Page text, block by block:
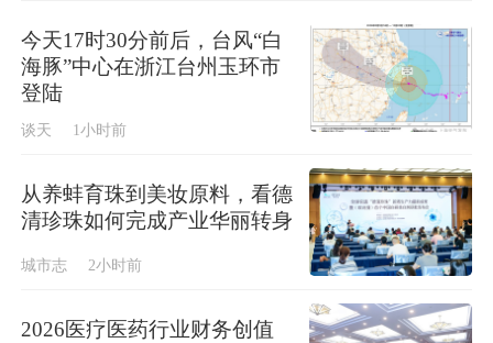
今天17时30分前后，台风“白
海豚”中心在浙江台州玉环市
登陆
谈天 1小时前
从养蚌育珠到美妆原料，看德
清珍珠如何完成产业华丽转身
城市志 2小时前
2026医疗医药行业财务创值